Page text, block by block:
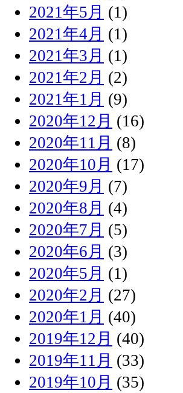
2021年5月 (1)
2021年4月 (1)
2021年3月 (1)
2021年2月 (2)
2021年1月 (9)
2020年12月 (16)
2020年11月 (8)
2020年10月 (17)
2020年9月 (7)
2020年8月 (4)
2020年7月 (5)
2020年6月 (3)
2020年5月 (1)
2020年2月 (27)
2020年1月 (40)
2019年12月 (40)
2019年11月 (33)
2019年10月 (35)